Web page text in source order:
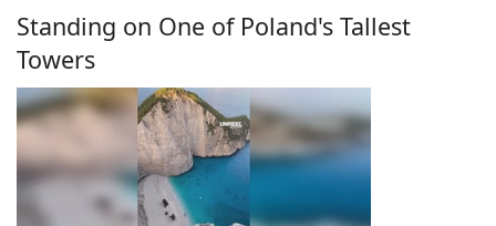
Standing on One of Poland's Tallest
Towers